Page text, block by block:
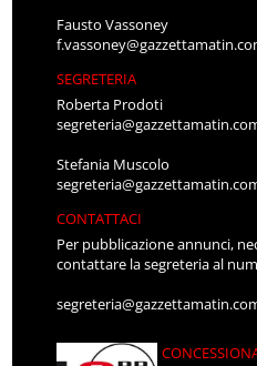
Fausto Vassoney
SEGRETERIA
Roberta Prodoti
Stefania Muscolo
CONTATTACI
Per pubblicazione annunci,
contattare la segreteria al